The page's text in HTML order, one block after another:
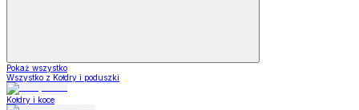
Pokaż wszystko
Wszystko z Kołdry i poduszki
Kołdry i koce